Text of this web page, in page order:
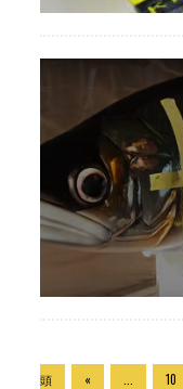
頭
« 10